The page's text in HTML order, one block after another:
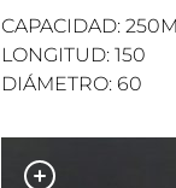
CAPACIDAD:
LONGITUD: 150
DIÁMETRO: 60